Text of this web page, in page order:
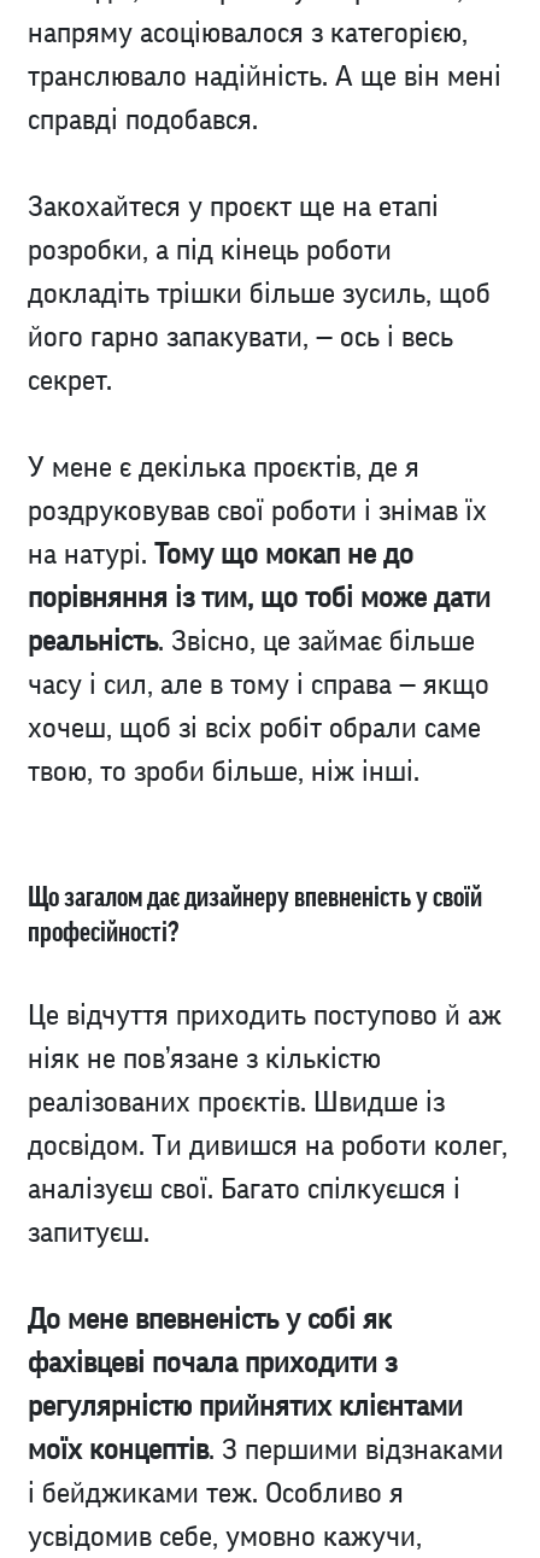
напряму асоціювалося з категорією,
транслювало надійність. А ще він мені
справді подобався.
Закохайтеся у проєкт ще на етапі
розробки, а під кінець роботи
докладіть трішки більше зусиль, щоб
його гарно запакувати, — ось і весь
секрет.
У мене є декілька проєктів, де я
роздруковував свої роботи і знімав їх
на натурі. Тому що мокап не до
порівняння із тим, що тобі може дати
реальність. Звісно, це займає більше
часу і сил, але в тому і справа — якщо
хочеш, щоб зі всіх робіт обрали саме
твою, то зроби більше, ніж інші.
Що загалом дає дизайнеру впевненість у своїй
професійності?
Це відчуття приходить поступово й аж
ніяк не пов’язане з кількістю
реалізованих проєктів. Швидше із
досвідом. Ти дивишся на роботи колег,
аналізуєш свої. Багато спілкуєшся і
запитуєш.
До мене впевненість у собі як
фахівцеві почала приходити з
регулярністю прийнятих клієнтами
моїх концептів. З першими відзнаками
і бейджиками теж. Особливо я
усвідомив себе, умовно кажучи,